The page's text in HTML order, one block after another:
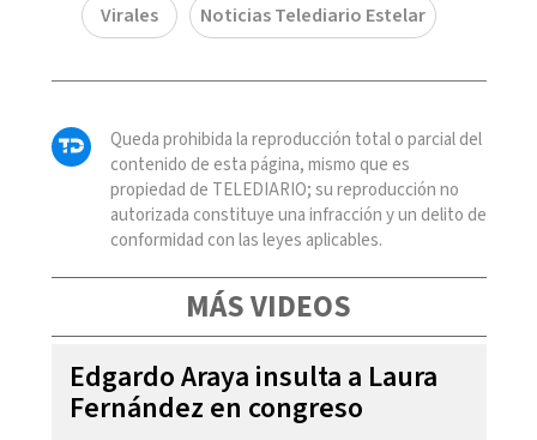
Virales Noticias Telediario Estelar
Queda prohibida la reproducción total o parcial del
contenido de esta página, mismo que es
propiedad de TELEDIARIO; su reproducción no
autorizada constituye una infracción y un delito de
conformidad con las leyes aplicables.
MÁS VIDEOS
Edgardo Araya insulta a Laura
Fernández en congreso